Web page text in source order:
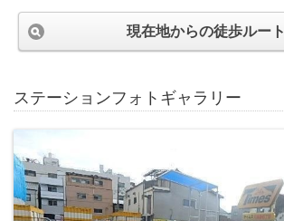
現在地からの徒歩ルート
ステーションフォトギャラリー